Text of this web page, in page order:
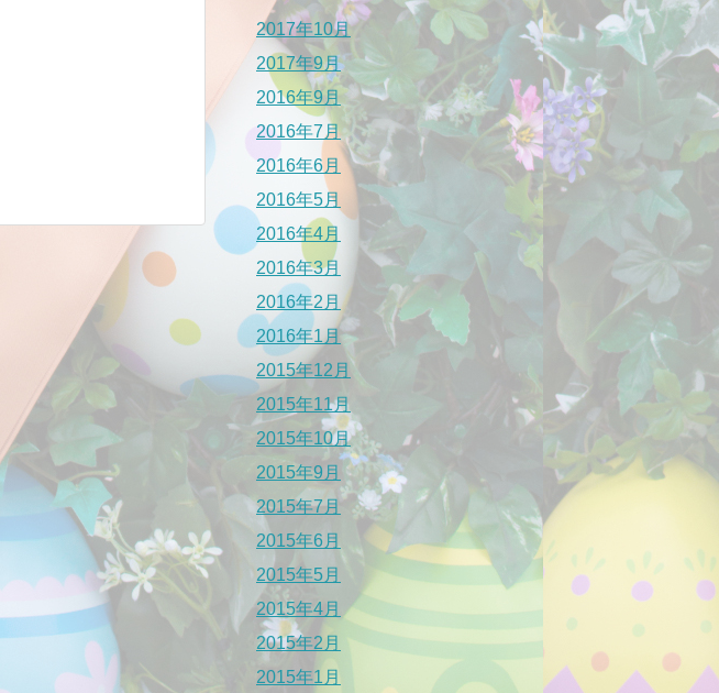
2017年10月
2017年9月
2016年9月
2016年7月
2016年6月
2016年5月
2016年4月
2016年3月
2016年2月
2016年1月
2015年12月
2015年11月
2015年10月
2015年9月
2015年7月
2015年6月
2015年5月
2015年4月
2015年2月
2015年1月